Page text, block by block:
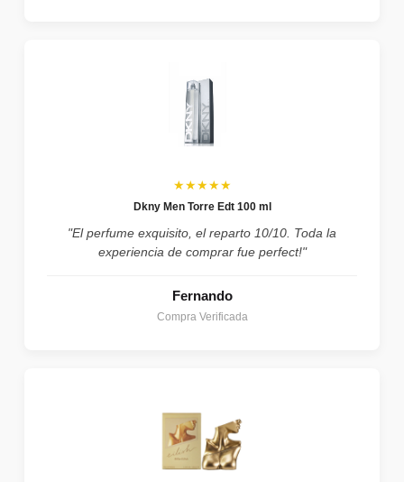
★★★★★
Dkny Men Torre Edt 100 ml
"El perfume exquisito, el reparto 10/10. Toda la
experiencia de comprar fue perfect!"
Fernando
Compra Verificada